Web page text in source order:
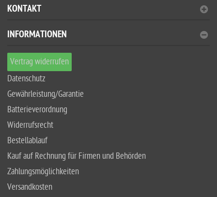
KONTAKT
INFORMATIONEN
Vertrag widerrufen
Datenschutz
Gewährleistung/Garantie
Batterieverordnung
Widerrufsrecht
Bestellablauf
Kauf auf Rechnung für Firmen und Behörden
Zahlungsmöglichkeiten
Versandkosten